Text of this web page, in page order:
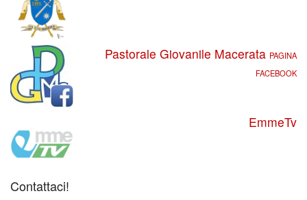
Pastorale Giovanile Macerata PAGINA
FACEBOOK
EmmeTv
Contattaci!